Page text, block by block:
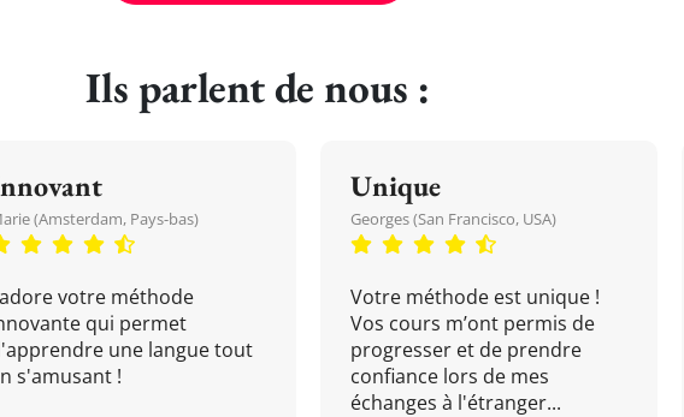
Ils parlent de nous :
(Amsterdam, Pays-bas)
votre méthode
qui permet
une langue tout
s'amusant !
Unique
Georges (San Francisco, USA)
Votre méthode est unique !
Vos cours m’ont permis de
progresser et de prendre
confiance lors de mes
échanges à l'étranger...